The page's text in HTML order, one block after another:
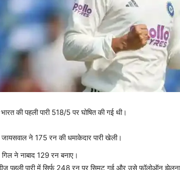
की पहली पारी 518/5 पर घोषित की गई थी।
जायसवाल ने 175 रन की धमाकेदार पारी खेली।
ने नाबाद 129 रन बनाए।
पहली पारी में सिर्फ 248 रन पर सिमट गई और उसे फॉलोऑन